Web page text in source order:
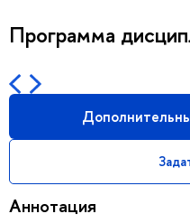
Программа
Аннотация